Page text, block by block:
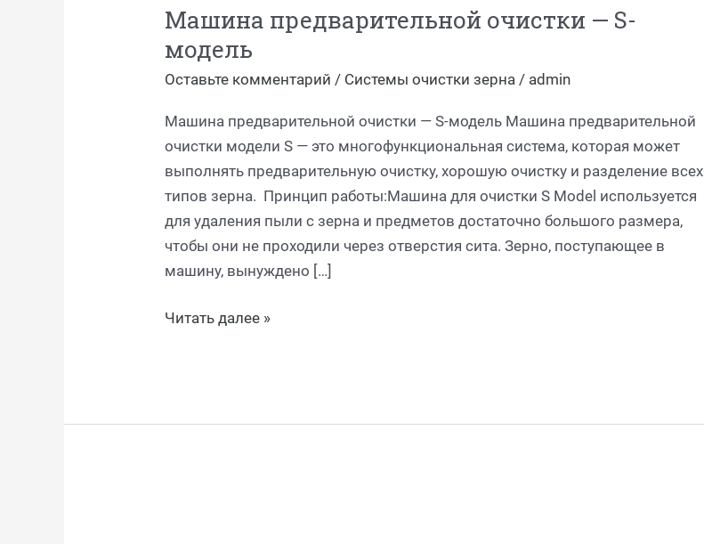
Машина предварительной очистки — S-
модель
Оставьте комментарий / Системы очистки зерна / admin
Машина предварительной очистки — S-модель Машина предварительной
очистки модели S — это многофункциональная система, которая может
выполнять предварительную очистку, хорошую очистку и разделение всех
типов зерна. Принцип работы:Машина для очистки S Model используется
для удаления пыли с зерна и предметов достаточно большого размера,
чтобы они не проходили через отверстия сита. Зерно, поступающее в
машину, вынуждено […]
очистки
—
Читать далее »